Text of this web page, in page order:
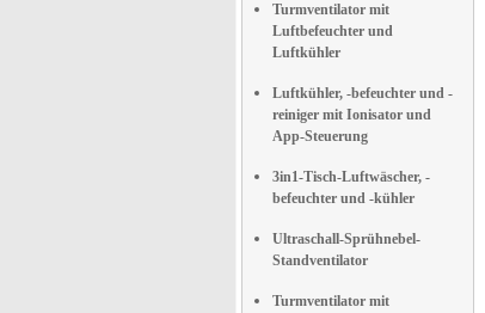
Turmventilator mit
Luftbefeuchter und
Luftkühler
Luftkühler, -befeuchter und -
reiniger mit Ionisator und
App-Steuerung
3in1-Tisch-Luftwäscher, -
befeuchter und -kühler
Ultraschall-Sprühnebel-
Standventilator
Turmventilator mit